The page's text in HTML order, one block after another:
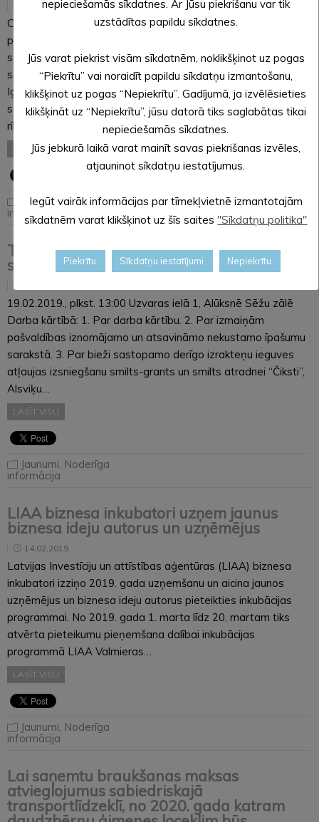
18.02.2019
Ceturtdien, 21. februārī, Alūksnes novada Veclaicenes
pagastā tautas namu un muzeju darbinieki pulcēsies
seminārā “Latvijas-Igaunijas pierobežas kultūru kopība un
savdabība”. Tas veltīts Alūksnes novada desmitgadei un
Igaunijas Republikas 101. jubilejai, akcentējot pārrobežas
sadarbības ietekmi uz abu valstu kultūrvidi. Seminārā, ko
rīko…
LASĪT VISU
Jaunumi,Noderīga
informācija
Tautsaimniecības komitejas 19.02.2019
sēdes darba kārtība
19.02.2019., plkst. 13:00 Uzvaras ielā 1, Alūksnē Sēžu zālē
Darba kārtībā: 1. Par darba kārtību. 2. Par izmaiņām
pašvaldības iznomājamo un atsavināmo nekustamo īpašumu
sarakstā. 3. Par bieži sastopamo derīgo izrakteņu ieguves
atļaujas izsniegšanu smilts-grants un smilts atradnei “Čiksti”,
Alsviķu…
LASĪT VISU
Jaunumi Noderīga
informācija
LIAA biznesa inkubatori uzņem jaunus
biznesa ideju autorus un uzņēmējus
14.02.2019
Latvijas Investīciju un attīstības aģentūras (LIAA) biznesa
inkubatori izziņo 2019. gada uzņemšanu un aicina jaunos
uzņēmējus un biznesa ideju autorus pieteikties inkubācijas
programmai. No 2019. gada 1. marta līdz 20. martam tiks
atvērta pieteikumu pieņemšana dalībai inkubācijas
programmā LIAA Valmieras…
LASĪT VISU
Jaunumi Noderīga
informācija
Lai saņemtu braukšanas maksas
atvieglojumus sabiedriskajā
transportlīdzeklī, no 2020. gada katram
nepieciešamās sīkdatnes. Ar Jūsu piekrišanu var tik
uzstādītas papildu sīkdatnes.
Jūs varat piekrist visām sīkdatnēm, noklikšķinot uz pogas
“Piekrītu” vai noraidīt papildu sīkdatņu izmantošanu,
klikšķinot uz pogas “Nepiekrītu”. Gadījumā, ja izvēlēsieties
klikšķināt uz “Nepiekrītu”, jūsu datorā tiks saglabātas tikai
nepieciešamās sīkdatnes.
Jūs jebkurā laikā varat mainīt savas piekrišanas izvēles,
atjauninot sīkdatņu iestatījumus.
Iegūt vairāk informācijas par tīmekļvietnē izmantotajām
sīkdatnēm varat klikšķinot uz šīs saites "Sīkdatņu politika"
Piekrītu Sīkdatņu iestatījumi Nepiekrītu